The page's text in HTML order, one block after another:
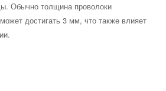
Обычно толщина проволоки
достигать 3 мм, что также влияет